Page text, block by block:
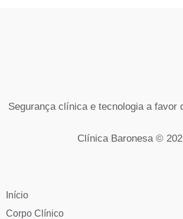
Segurança clínica e tecnologia a favor
Clínica Baronesa ©
Início
Corpo Clínico